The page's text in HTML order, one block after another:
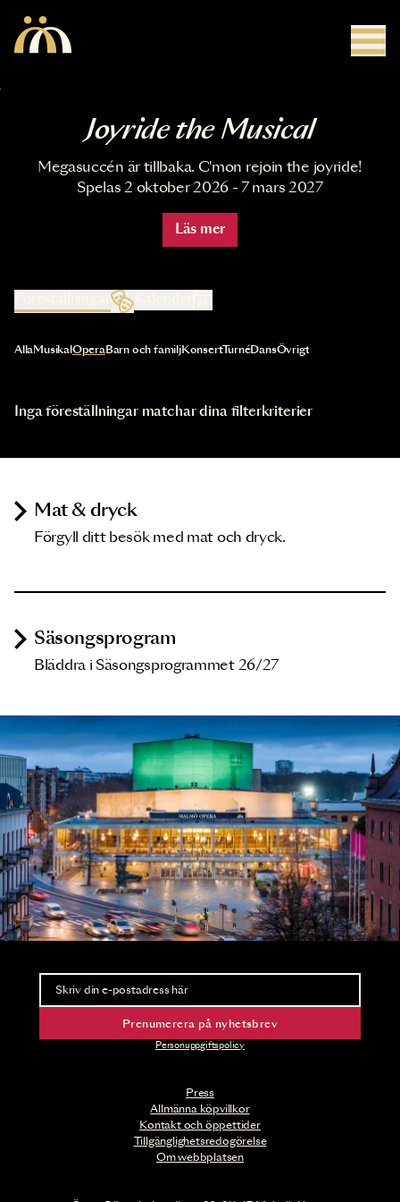
Joyride the Musical
Megasuccén är tillbaka. C'mon rejoin the joyride!
Spelas 2 oktober 2026 - 7 mars 2027
Läs mer
Kalender
Val av kategori uppdaterar innehållet automatiskt
AllaMusikal OperaBarn och familjKonsertTurnéDansÖvrigt
Inga föreställningar matchar dina filterkriterier
Mat & dryck
Förgyll ditt besök med mat och dryck.
Säsongsprogram
Bläddra i Säsongsprogrammet 26/27
Press
Allmänna köpvillkor
Kontakt och öppettider
Tillgänglighetsredogörelse
Om webbplatsen
Nyhetsbrev
Ta del av förhandsinformation och biljettsläpp.
Prenumerera på nyhetsbrev
Personuppgiftspolicy